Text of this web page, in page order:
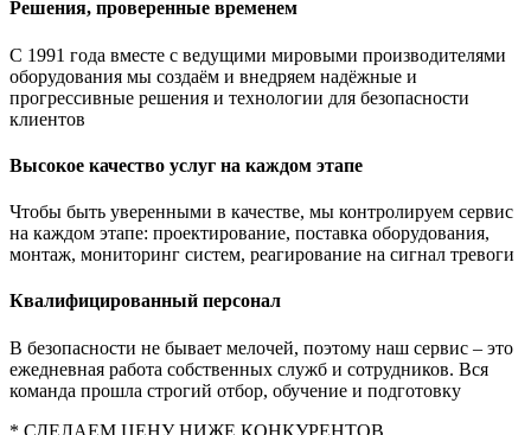
Решения, проверенные временем
С 1991 года вместе с ведущими мировыми производителями
оборудования мы создаём и внедряем надёжные и
прогрессивные решения и технологии для безопасности
клиентов
Высокое качество услуг на каждом этапе
Чтобы быть уверенными в качестве, мы контролируем сервис
на каждом этапе: проектирование, поставка оборудования,
монтаж, мониторинг систем, реагирование на сигнал тревоги
Квалифицированный персонал
В безопасности не бывает мелочей, поэтому наш сервис – это
ежедневная работа собственных служб и сотрудников. Вся
команда прошла строгий отбор, обучение и подготовку
* СДЕЛАЕМ ЦЕНУ НИЖЕ КОНКУРЕНТОВ